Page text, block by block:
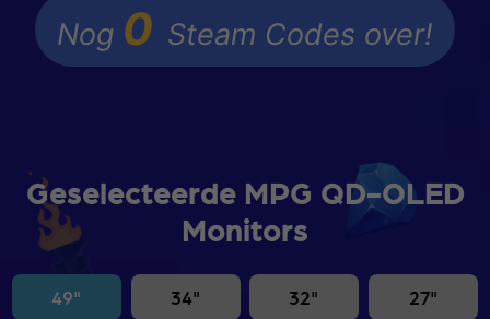
Nog 0 Steam Codes over!
Geselecteerde MPG QD-OLED
Monitors
49" 34" 32" 27"